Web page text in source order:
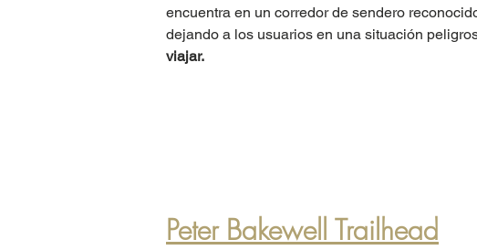
encuentra en un corredor de sendero
dejando a los usuarios en una situación
viajar.
Peter Bakewell Trailhead